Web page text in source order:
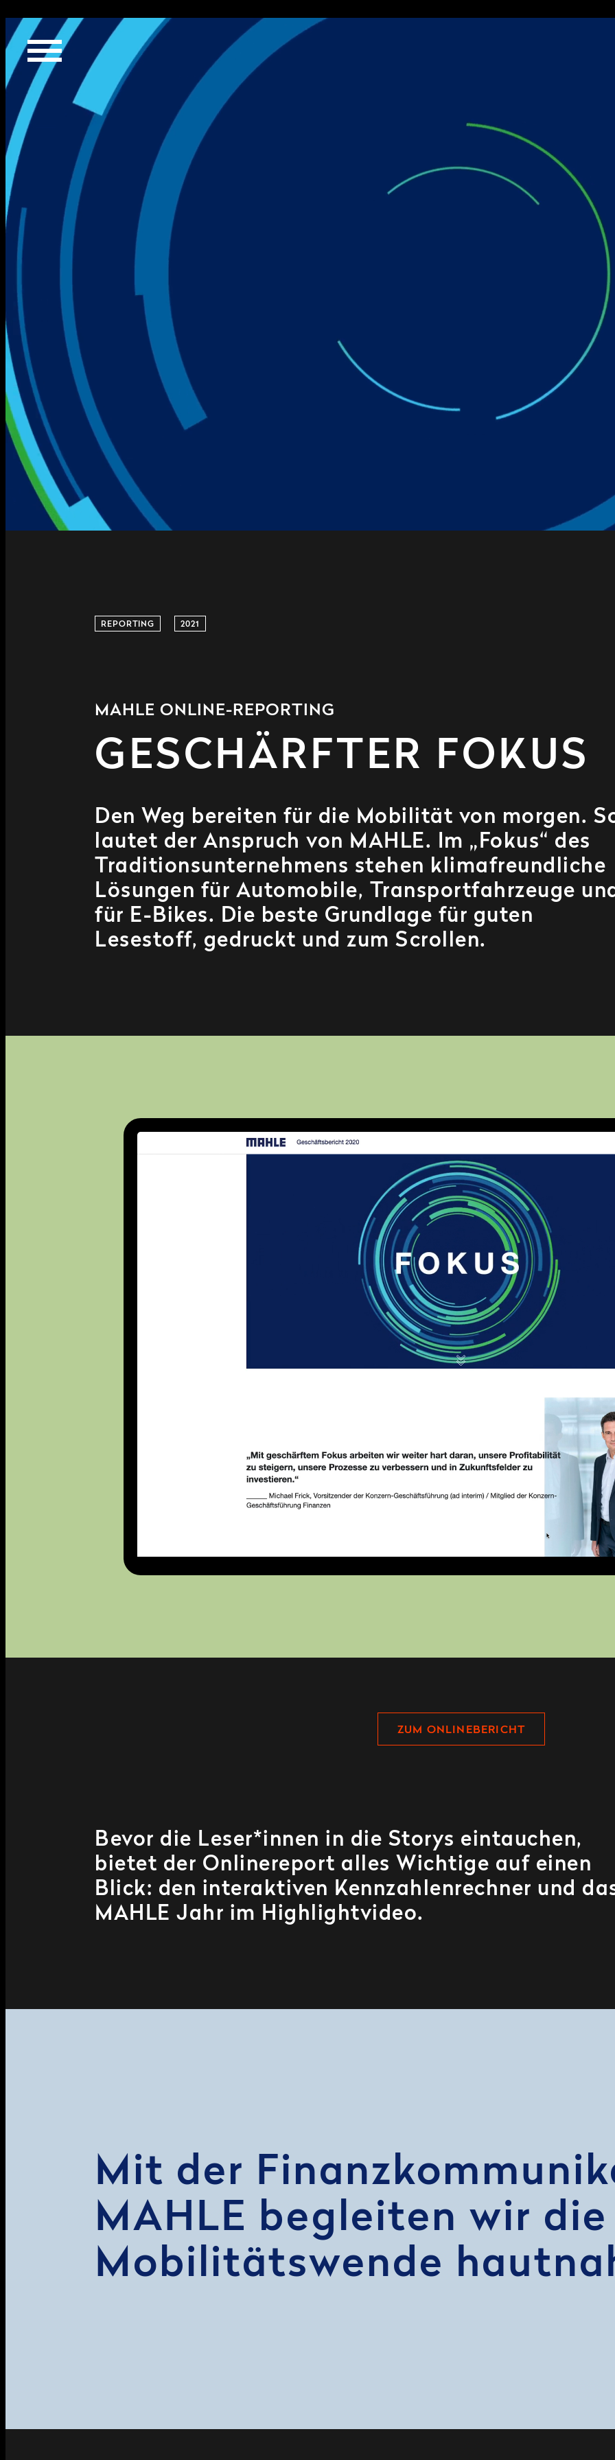
REPORTING 2021
MAHLE ONLINE-REPORTING
GESCHÄRFTER FOKUS
Den Weg bereiten für die Mobilität von morgen.
lautet der Anspruch von MAHLE. Im „Fokus“ des
Traditionsunternehmens stehen klimafreundliche
Lösungen für Automobile, Transportfahrzeuge
für E-Bikes. Die beste Grundlage für guten
Lesestoff, gedruckt und zum Scrollen.
Bevor die Leser*innen in die Storys eintauchen,
bietet der Onlinereport alles Wichtige auf einen
Blick: den interaktiven Kennzahlenrechner und
MAHLE Jahr im Highlightvideo.
Mit der
MAHLE begleiten wir
Mobilitätswende